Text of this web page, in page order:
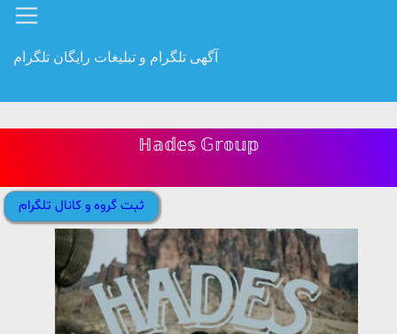
آگهی تلگرام و تبلیغات رایگان تلگرام
ℍ𝕒𝕕𝕖𝕤 𝔾𝕣𝕠𝕦𝕡
ثبت گروه و کانال تلگرام